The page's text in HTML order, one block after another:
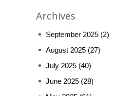
Archives
September 2025 (2)
August 2025 (27)
July 2025 (40)
June 2025 (28)